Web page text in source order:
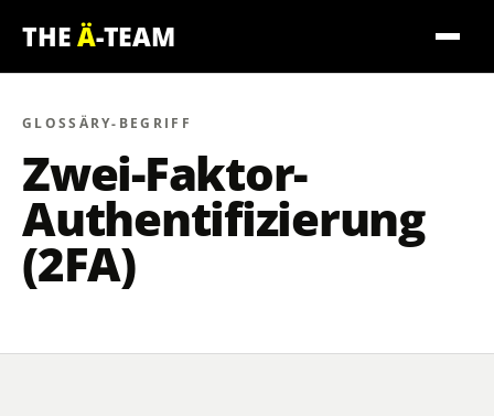
THEÄ-TEAM
GLOSSÄRY-BEGRIFF
Zwei-Faktor-
Authentifizierung
(2FA)